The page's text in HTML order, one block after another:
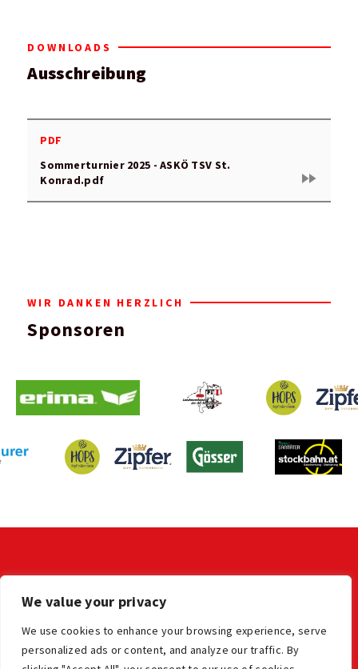
We value your privacy
We use cookies to enhance your browsing experience, serve
personalized ads or content, and analyze our traffic. By
DOWNLOADS
Ausschreibung
PDF
Sommerturnier 2025 - ASKÖ TSV St.
Konrad.pdf
fast_forward
WIR DANKEN HERZLICH
Sponsoren
LV der OÖ Stocksportler
office@ooe-stocksport.at